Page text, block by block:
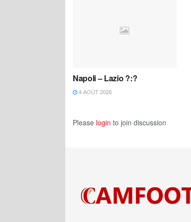
Napoli – Lazio ?:?
4 AOÛT 2026
Please login to join discussion